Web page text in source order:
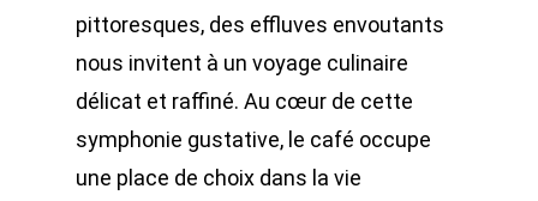
pittoresques, des effluves envoutants
nous invitent à un voyage culinaire
délicat et raffiné. Au cœur de cette
symphonie gustative, le café occupe
une place de choix dans la vie